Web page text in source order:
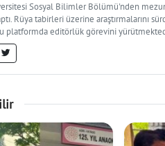
Sosyal Bilimler Bölümü'nden
Rüya tabirleri üzerine araştırmalarını
platformda editörlük görevini